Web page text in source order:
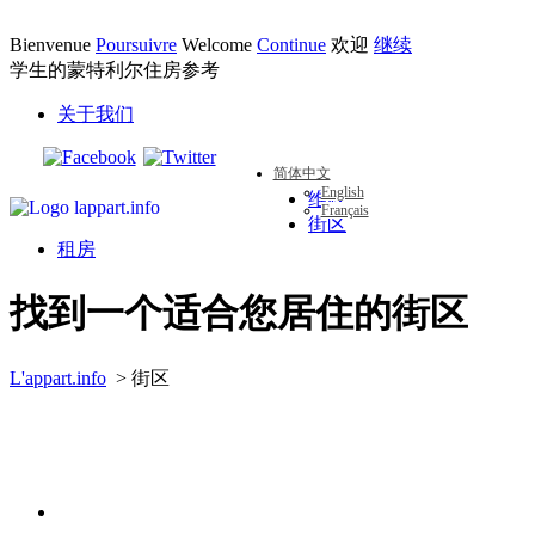
Bienvenue Poursuivre Welcome Continue 欢迎 继续
学生的蒙特利尔住房参考
关于我们
简体中文
English
Français
维权
街区
租房
找到一个适合您居住的街区
L'appart.info > 街区